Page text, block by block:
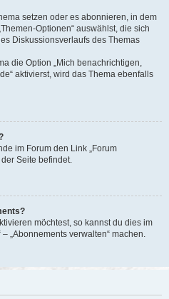
setzen oder es abonnieren, in dem
Optionen“ auswählst, die sich
Diskussionsverlaufs des Themas
die Option „Mich benachrichtigen,
aktivierst, wird das Thema ebenfalls
im Forum den Link „Forum
Seite befindet.
möchtest, so kannst du dies im
„Abonnements verwalten“ machen.